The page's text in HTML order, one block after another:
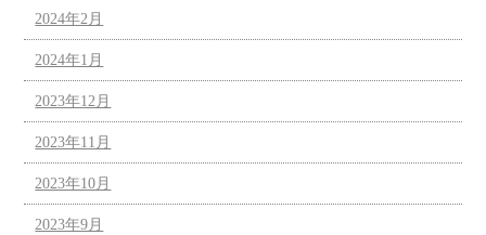
2024年2月
2024年1月
2023年12月
2023年11月
2023年10月
2023年9月